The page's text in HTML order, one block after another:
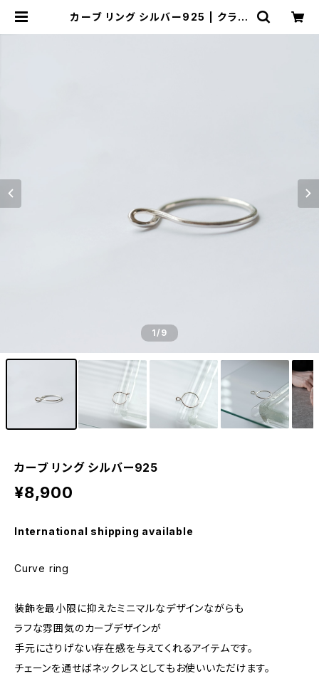
カーブ リング シルバー925 | クラウ
1/9
カーブ リング シルバー925
¥8,900
International shipping available
Curve ring
装飾を最小限に抑えたミニマルなデザインながらも
ラフな雰囲気のカーブデザインが
手元にさりげない存在感を与えてくれるアイテムです。
チェーンを通せばネックレスとしてもお使いいただけます。